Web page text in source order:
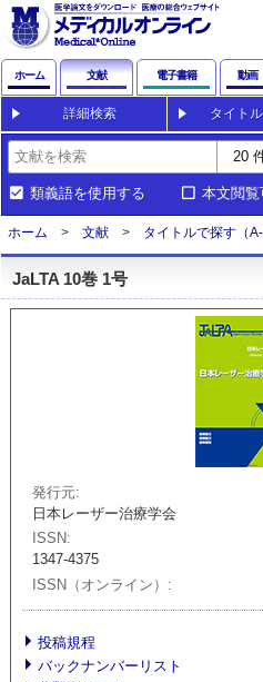
ホーム 文献 電子書籍 動画
詳細検索 タイト
類義語を使用する 本文閲覧
ホーム 文献 タイトルで探す（A-
JaLTA 10巻 1号
発行元
日本レーザー治療学会
ISSN
1347-4375
ISSN（オンライン）
投稿規程
バックナンバーリスト